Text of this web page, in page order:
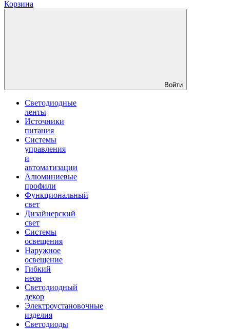
Корзина
Войти
Светодиодные
ленты
Источники
питания
Системы
управления
и
автоматизации
Алюминиевые
профили
Функциональный
свет
Дизайнерский
свет
Системы
освещения
Наружное
освещение
Гибкий
неон
Светодиодный
декор
Электроустановочные
изделия
Светодиоды